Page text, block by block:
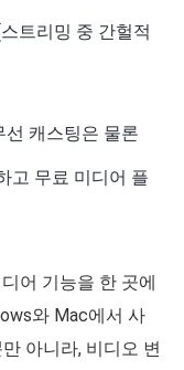
트리밍 중 간헐적
선 캐스팅은 물론
고 무료 미디어 플
어 기능을 한 곳에
와 Mac에서 사
아니라, 비디오 변